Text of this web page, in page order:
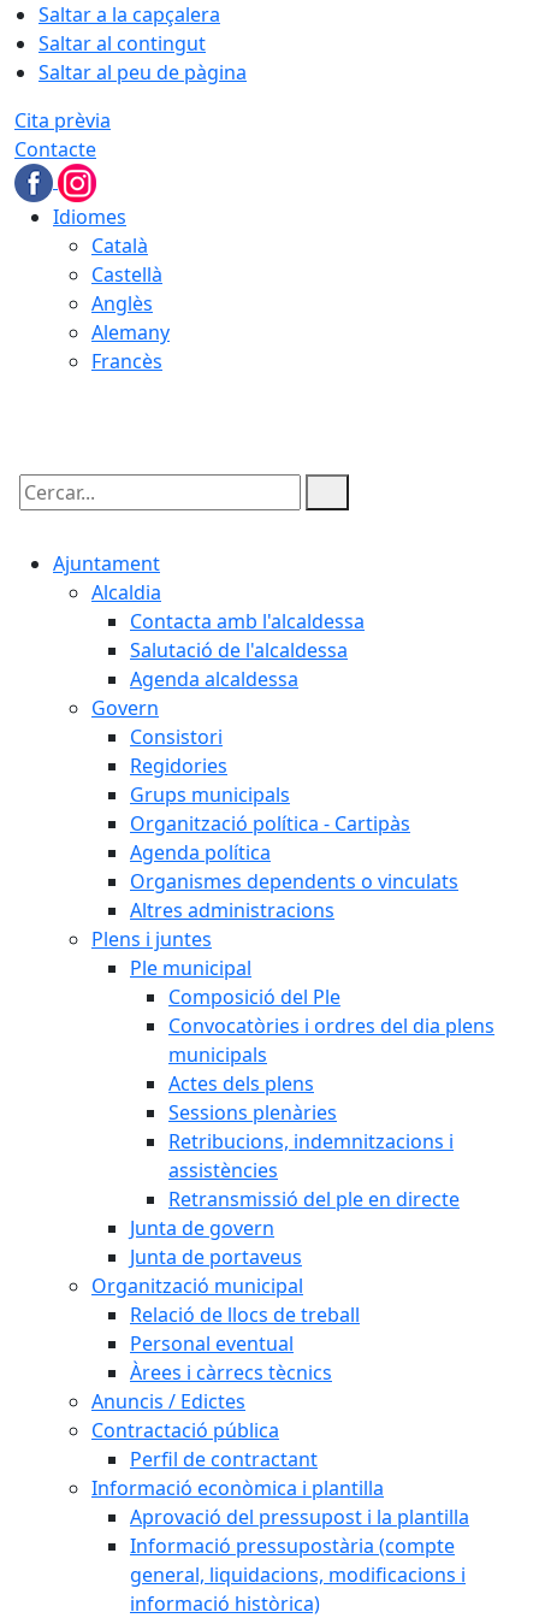
Saltar a la capçalera
Saltar al contingut
Saltar al peu de pàgina
Cita prèvia
Contacte
Idiomes
Català
Castellà
Anglès
Alemany
Francès
Cercar:
Ajuntament
Alcaldia
Contacta amb l'alcaldessa
Salutació de l'alcaldessa
Agenda alcaldessa
Govern
Consistori
Regidories
Grups municipals
Organització política - Cartipàs
Agenda política
Organismes dependents o vinculats
Altres administracions
Plens i juntes
Ple municipal
Composició del Ple
Convocatòries i ordres del dia plens
municipals
Actes dels plens
Sessions plenàries
Retribucions, indemnitzacions i
assistències
Retransmissió del ple en directe
Junta de govern
Junta de portaveus
Organització municipal
Relació de llocs de treball
Personal eventual
Àrees i càrrecs tècnics
Anuncis / Edictes
Contractació pública
Perfil de contractant
Informació econòmica i plantilla
Aprovació del pressupost i la plantilla
Informació pressupostària (compte
general, liquidacions, modificacions i
informació històrica)